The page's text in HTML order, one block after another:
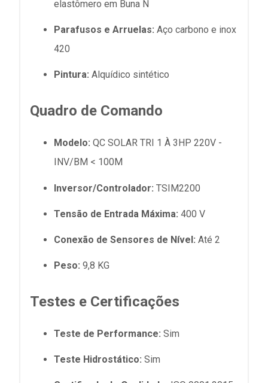
elastômero em Buna N
Parafusos e Arruelas: Aço carbono e inox
420
Pintura: Alquídico sintético
Quadro de Comando
Modelo: QC SOLAR TRI 1 À 3HP 220V -
INV/BM < 100M
Inversor/Controlador: TSIM2200
Tensão de Entrada Máxima: 400 V
Conexão de Sensores de Nível: Até 2
Peso: 9,8 KG
Testes e Certificações
Teste de Performance: Sim
Teste Hidrostático: Sim